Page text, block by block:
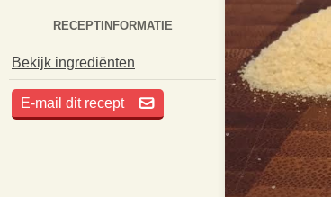
RECEPTINFORMATIE
Bekijk ingrediënten
E-mail dit recept